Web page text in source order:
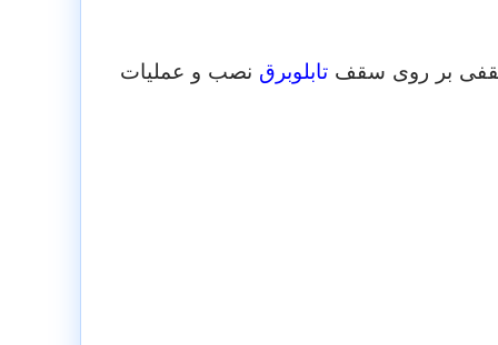
بر روی سقف تابلوبرق نصب و عملیات